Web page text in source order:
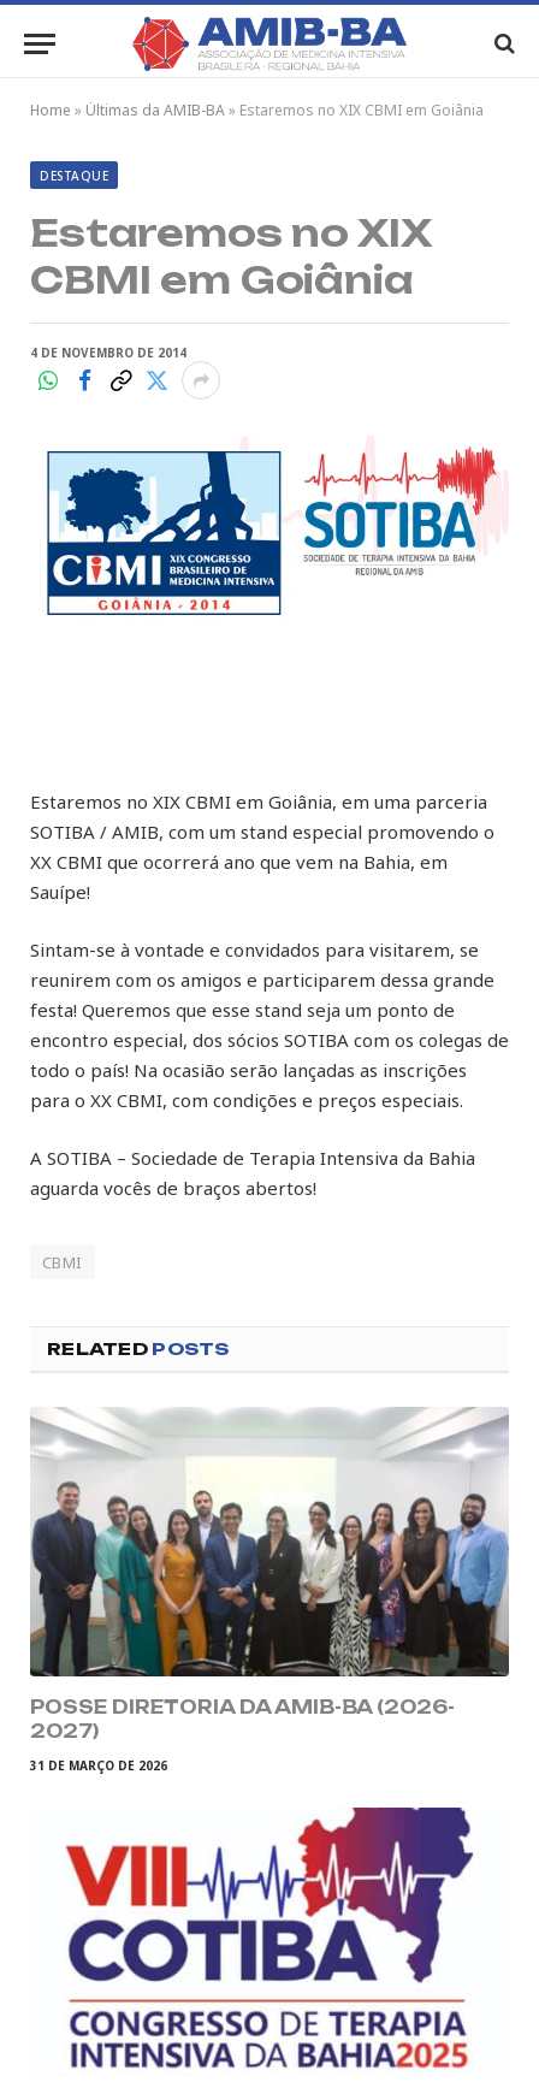
Home » Últimas da AMIB-BA» Estaremos no XIX CBMI em Goiânia
DESTAQUE
Estaremos no XIX
CBMI em Goiânia
4 DE NOVEMBRO DE 2014
Estaremos no XIX CBMI em Goiânia, em uma parceria
SOTIBA / AMIB, com um stand especial promovendo o
XX CBMI que ocorrerá ano que vem na Bahia, em
Sauípe!
Sintam-se à vontade e convidados para visitarem, se
reunirem com os amigos e participarem dessa grande
festa! Queremos que esse stand seja um ponto de
encontro especial, dos sócios SOTIBA com os colegas de
todo o país! Na ocasião serão lançadas as inscrições
para o XX CBMI, com condições e preços especiais.
A SOTIBA – Sociedade de Terapia Intensiva da Bahia
aguarda vocês de braços abertos!
CBMI
RELATED POSTS
POSSE DIRETORIA DA AMIB-BA (2026-
2027)
31 DE MARÇO DE 2026